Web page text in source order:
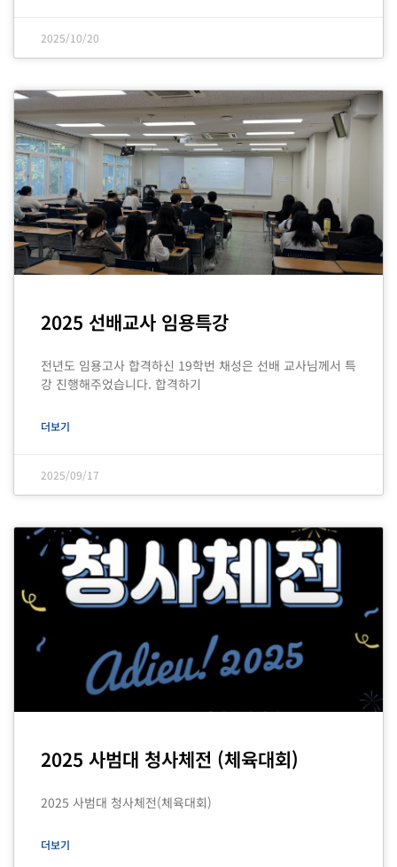
2025/10/20
2025 선배교사 임용특강
전년도 임용고사 합격하신 19학번 채성은 선배 교사님께서 특
강 진행해주었습니다. 합격하기
더보기
2025/09/17
2025 사범대 청사체전 (체육대회)
2025 사범대 청사체전(체육대회)
더보기